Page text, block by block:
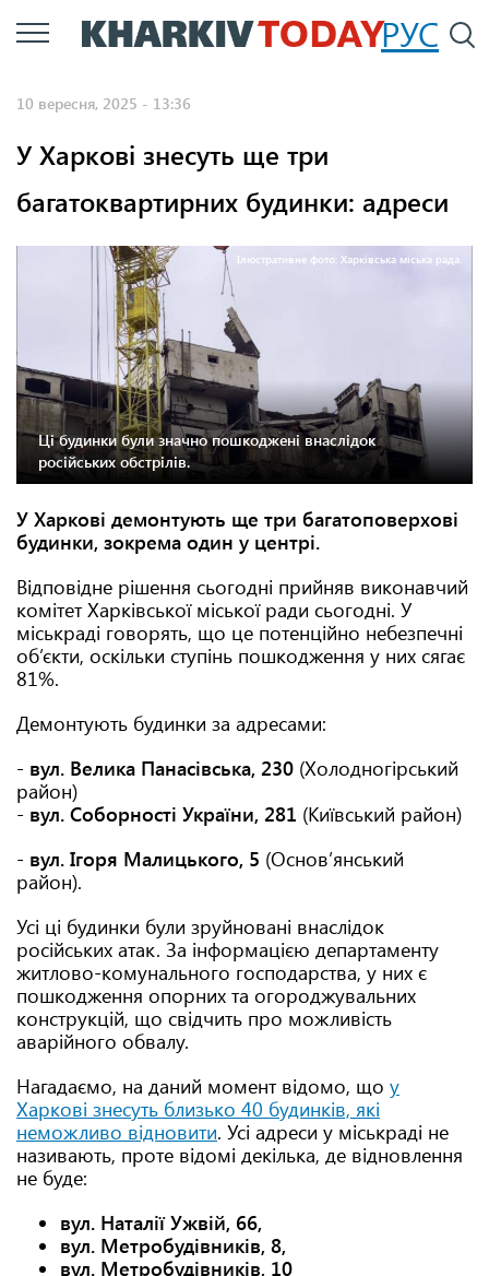
Перейти
до
РУС
10 вересня, 2025 - 13:36
У Харкові знесуть ще три
багатоквартирних будинки: адреси
Ілюстративне фото: Харківська міська рада.
Ці будинки були значно пошкоджені внаслідок
російських обстрілів.
У Харкові демонтують ще три багатоповерхові
будинки, зокрема один у центрі.
Відповідне рішення сьогодні прийняв виконавчий
комітет Харківської міської ради сьогодні. У
міськраді говорять, що це потенційно небезпечні
об’єкти, оскільки ступінь пошкодження у них сягає
81%.
Демонтують будинки за адресами:
- вул. Велика Панасівська, 230 (Холодногірський
район)
- вул. Соборності України, 281 (Київський район)
- вул. Ігоря Малицького, 5 (Основ’янський
район).
Усі ці будинки були зруйновані внаслідок
російських атак. За інформацією департаменту
житлово-комунального господарства, у них є
пошкодження опорних та огороджувальних
конструкцій, що свідчить про можливість
аварійного обвалу.
Нагадаємо, на даний момент відомо, що у
Харкові знесуть близько 40 будинків, які
неможливо відновити. Усі адреси у міськраді не
називають, проте відомі декілька, де відновлення
не буде:
вул. Наталії Ужвій, 66,
вул. Метробудівників, 8,
вул. Метробудівників, 10